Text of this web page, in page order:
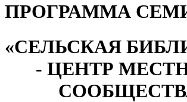
ПРОГРАММА
«СЕЛЬСКАЯ
- ЦЕНТР